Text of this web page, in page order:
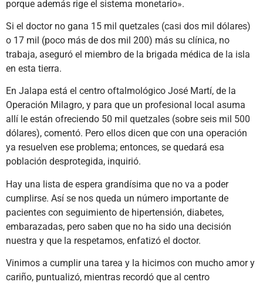
porque además rige el sistema monetario».
Si el doctor no gana 15 mil quetzales (casi dos mil dólares)
o 17 mil (poco más de dos mil 200) más su clínica, no
trabaja, aseguró el miembro de la brigada médica de la isla
en esta tierra.
En Jalapa está el centro oftalmológico José Martí, de la
Operación Milagro, y para que un profesional local asuma
allí le están ofreciendo 50 mil quetzales (sobre seis mil 500
dólares), comentó. Pero ellos dicen que con una operación
ya resuelven ese problema; entonces, se quedará esa
población desprotegida, inquirió.
Hay una lista de espera grandísima que no va a poder
cumplirse. Así se nos queda un número importante de
pacientes con seguimiento de hipertensión, diabetes,
embarazadas, pero saben que no ha sido una decisión
nuestra y que la respetamos, enfatizó el doctor.
Vinimos a cumplir una tarea y la hicimos con mucho amor y
cariño, puntualizó, mientras recordó que al centro